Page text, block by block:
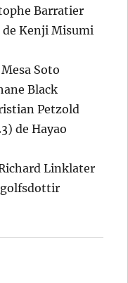
Barratier
de Kenji Misumi
Soto
Black
Petzold
de Hayao
Linklater